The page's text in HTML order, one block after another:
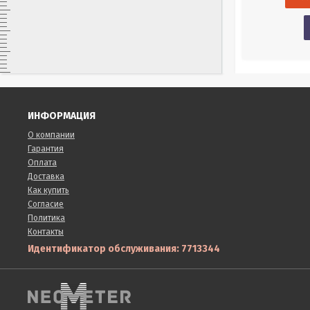
ИНФОРМАЦИЯ
О компании
Гарантия
Оплата
Доставка
Как купить
Согласие
Политика
Контакты
Идентификатор обслуживания: 7713344